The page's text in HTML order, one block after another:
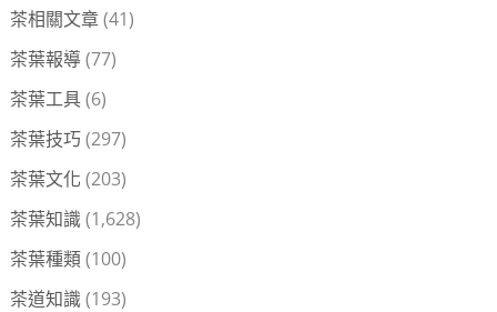
茶相關文章(41)
茶葉報導(77)
茶葉工具(6)
茶葉技巧(297)
茶葉文化 (203)
茶葉知識(1,628)
茶葉種類(100)
茶道知識(193)